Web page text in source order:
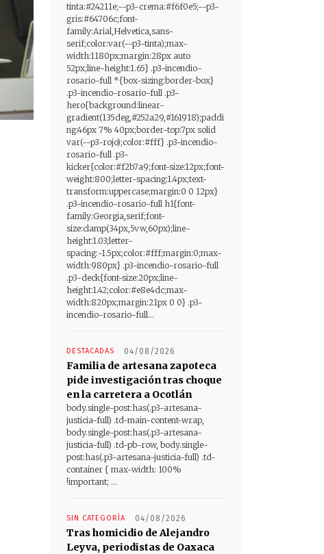
tinta:#24211e;--p3-crema:#f6f0e5;--p3-
gris:#64706c;font-
family:Arial,Helvetica,sans-
serif;color:var(--p3-tinta);max-
width:1180px;margin:28px auto
52px;line-height:1.65} .p3-incendio-
rosario-full *{box-sizing:border-box}
.p3-incendio-rosario-full .p3-
hero{background:linear-
gradient(135deg,#252a29,#161918);paddi
ng:46px 7% 40px;border-top:7px solid
var(--p3-rojo);color:#fff} .p3-incendio-
rosario-full .p3-
kicker{color:#f2b7a9;font-size:12px;font-
weight:800;letter-spacing:1.4px;text-
transform:uppercase;margin:0 0 12px}
.p3-incendio-rosario-full h1{font-
family:Georgia,serif;font-
size:clamp(34px,5vw,60px);line-
height:1.03;letter-
spacing:-1.5px;color:#fff;margin:0;max-
width:980px} .p3-incendio-rosario-full
.p3-deck{font-size:20px;line-
height:1.42;color:#e8e4dc;max-
width:820px;margin:21px 0 0} .p3-
incendio-rosario-full...
DESTACADAS 04/08/2026
Familia de artesana zapoteca
pide investigación tras choque
en la carretera a Ocotlán
body.single-post:has(.p3-artesana-
justicia-full) .td-main-content-wrap,
body.single-post:has(.p3-artesana-
justicia-full) .td-pb-row, body.single-
post:has(.p3-artesana-justicia-full) .td-
container { max-width: 100%
!important; ...
SIN CATEGORÍA 04/08/2026
Tras homicidio de Alejandro
Leyva, periodistas de Oaxaca